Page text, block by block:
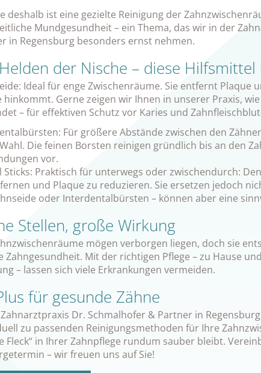
deshalb ist eine gezielte Reinigung der
Mundgesundheit – ein Thema, das wir in der
in Regensburg besonders ernst nehmen.
der Nische – diese
Ideal für enge Zwischenräume. Sie entfernt Plaque
hinkommt. Gerne zeigen wir Ihnen in unserer Praxis,
– für effektiven Schutz vor Karies und
Für größere Abstände zwischen den
Die feinen Borsten reinigen gründlich bis an den
vor.
Sticks: Praktisch für unterwegs oder zwischendurch:
und Plaque zu reduzieren. Sie ersetzen jedoch
oder Interdentalbürsten – können aber eine
Stellen, große Wirkung
mögen verborgen liegen, doch sie
Zahngesundheit. Mit der richtigen Pflege – zu Hause
– lassen sich viele Erkrankungen vermeiden.
für gesunde Zähne
Dr. Schmalhofer & Partner in
zu passenden Reinigungsmethoden für Ihre
Fleck“ in Ihrer Zahnpflege rundum sauber bleibt.
– wir freuen uns auf Sie!